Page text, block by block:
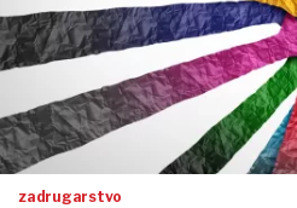
zadrugarstvo